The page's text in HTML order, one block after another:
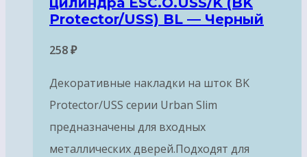
Protector/USS) BL — Черный
258₽
Декоративные накладки на шток BK
Protector/USS серии Urban Slim
предназначены для входных
металлических дверей.Подходят для